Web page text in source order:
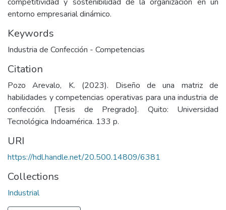
entorno empresarial dinámico.
Keywords
Industria de Confección - Competencias
Citation
Pozo Arevalo, K. (2023). Diseño de una matriz de
habilidades y competencias operativas para una industria de
confección. [Tesis de Pregrado]. Quito: Universidad
Tecnológica Indoamérica. 133 p.
URI
https://hdl.handle.net/20.500.14809/6381
Collections
Industrial